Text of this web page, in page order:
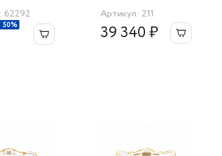
62292
50%
Артикул: 211
39 340 ₽